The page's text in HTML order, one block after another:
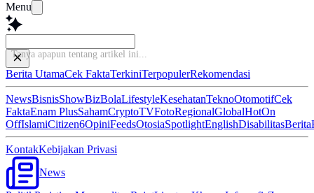
Menu
Tanya apapun tentang artikel ini.
Berita UtamaCek FaktaTerkiniTerpopulerRekomendasi
NewsBisnisShowBizBolaLifestyleKesehatanTeknoOtomotifCek
FaktaEnam PlusSahamCryptoTVFotoRegionalGlobalHotOn
OffIslamiCitizen6OpiniFeedsOtosiaSpotlightEnglishDisabilitasBerita
KontakKebijakan Privasi
News